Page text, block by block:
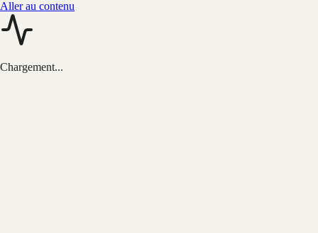
Aller au contenu
Chargement...